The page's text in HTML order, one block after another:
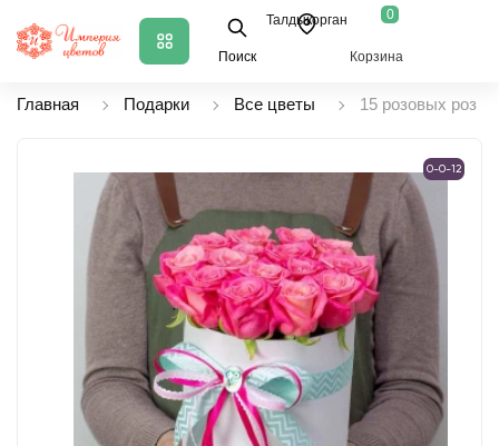
Поиск
Талдыкорган 0
Корзина
Главная Подарки Все цветы 15 розовых роз в
0-0-12